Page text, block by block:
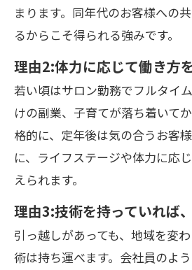
まります。同年代のお客様への
るからこそ得られる強みです。
理由2:体力に応じて働き方
若い頃はサロン勤務でフルタイ
けの副業、子育てが落ち着いて
格的に、定年後は気の合うお客
に、ライフステージや体力に応
えられます。
理由3:技術を持っていれば
引っ越しがあっても、地域を変
術は持ち運べます。会社員のよ